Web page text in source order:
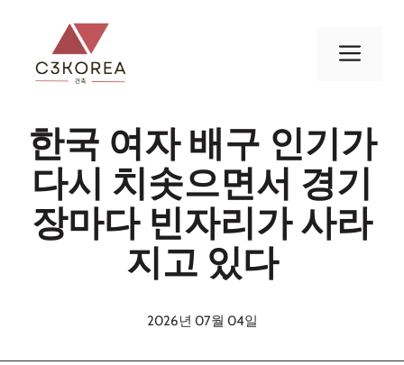
메
한국 여자 배구 인기가
다시 치솟으면서 경기
장마다 빈자리가 사라
지고 있다
2026년 07월 04일